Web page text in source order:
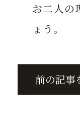
お二人の
ょう。
前の記事